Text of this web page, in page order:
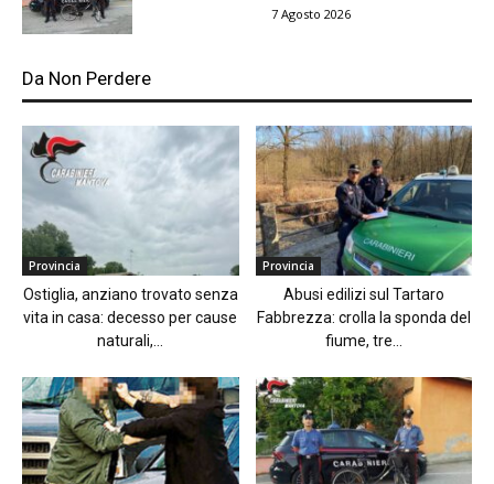
7 Agosto 2026
Da Non Perdere
Provincia
Ostiglia, anziano trovato senza
vita in casa: decesso per cause
naturali,...
Provincia
Abusi edilizi sul Tartaro
Fabbrezza: crolla la sponda del
fiume, tre...